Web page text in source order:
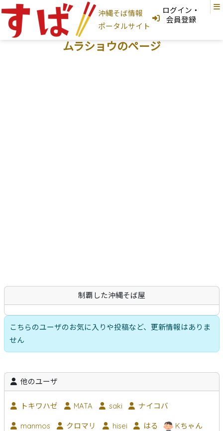
沖縄そば情報
ポータルサイト
フリーワード検索
イベント情報
とじる
ログイン・
会員登録
ログインはこちら
新規登録はこちらムラショウのページ
制覇した沖縄そば屋
こちらのユーザのお気に入りや投稿など、更新情報はありま
せん
他のユーザ
トキワハゼ MATA saki ナイコバ
manmos クロマリ hisei はる Kちゃん